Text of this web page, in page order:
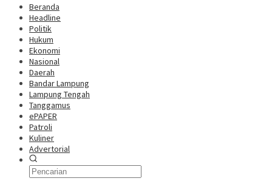
Beranda
Headline
Politik
Hukum
Ekonomi
Nasional
Daerah
Bandar Lampung
Lampung Tengah
Tanggamus
ePAPER
Patroli
Kuliner
Advertorial